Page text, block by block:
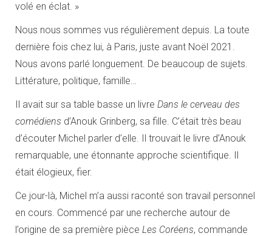
volé en éclat. »
Nous nous sommes vus régulièrement depuis. La toute
dernière fois chez lui, à Paris, juste avant Noël 2021.
Nous avons parlé longuement. De beaucoup de sujets.
Littérature, politique, famille…
Il avait sur sa table basse un livre Dans le cerveau des
comédiens d’Anouk Grinberg, sa fille. C’était très beau
d’écouter Michel parler d’elle. Il trouvait le livre d’Anouk
remarquable, une étonnante approche scientifique. Il
était élogieux, fier.
Ce jour-là, Michel m’a aussi raconté son travail personnel
en cours. Commencé par une recherche autour de
l’origine de sa première pièce Les Coréens, commande